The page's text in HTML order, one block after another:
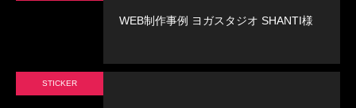
WEB制作事例 ヨガスタジオ SHANTI様
STICKER